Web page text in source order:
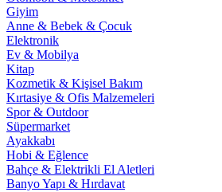
Giyim
Anne & Bebek & Çocuk
Elektronik
Ev & Mobilya
Kitap
Kozmetik & Kişisel Bakım
Kırtasiye & Ofis Malzemeleri
Spor & Outdoor
Süpermarket
Ayakkabı
Hobi & Eğlence
Bahçe & Elektrikli El Aletleri
Banyo Yapı & Hırdavat